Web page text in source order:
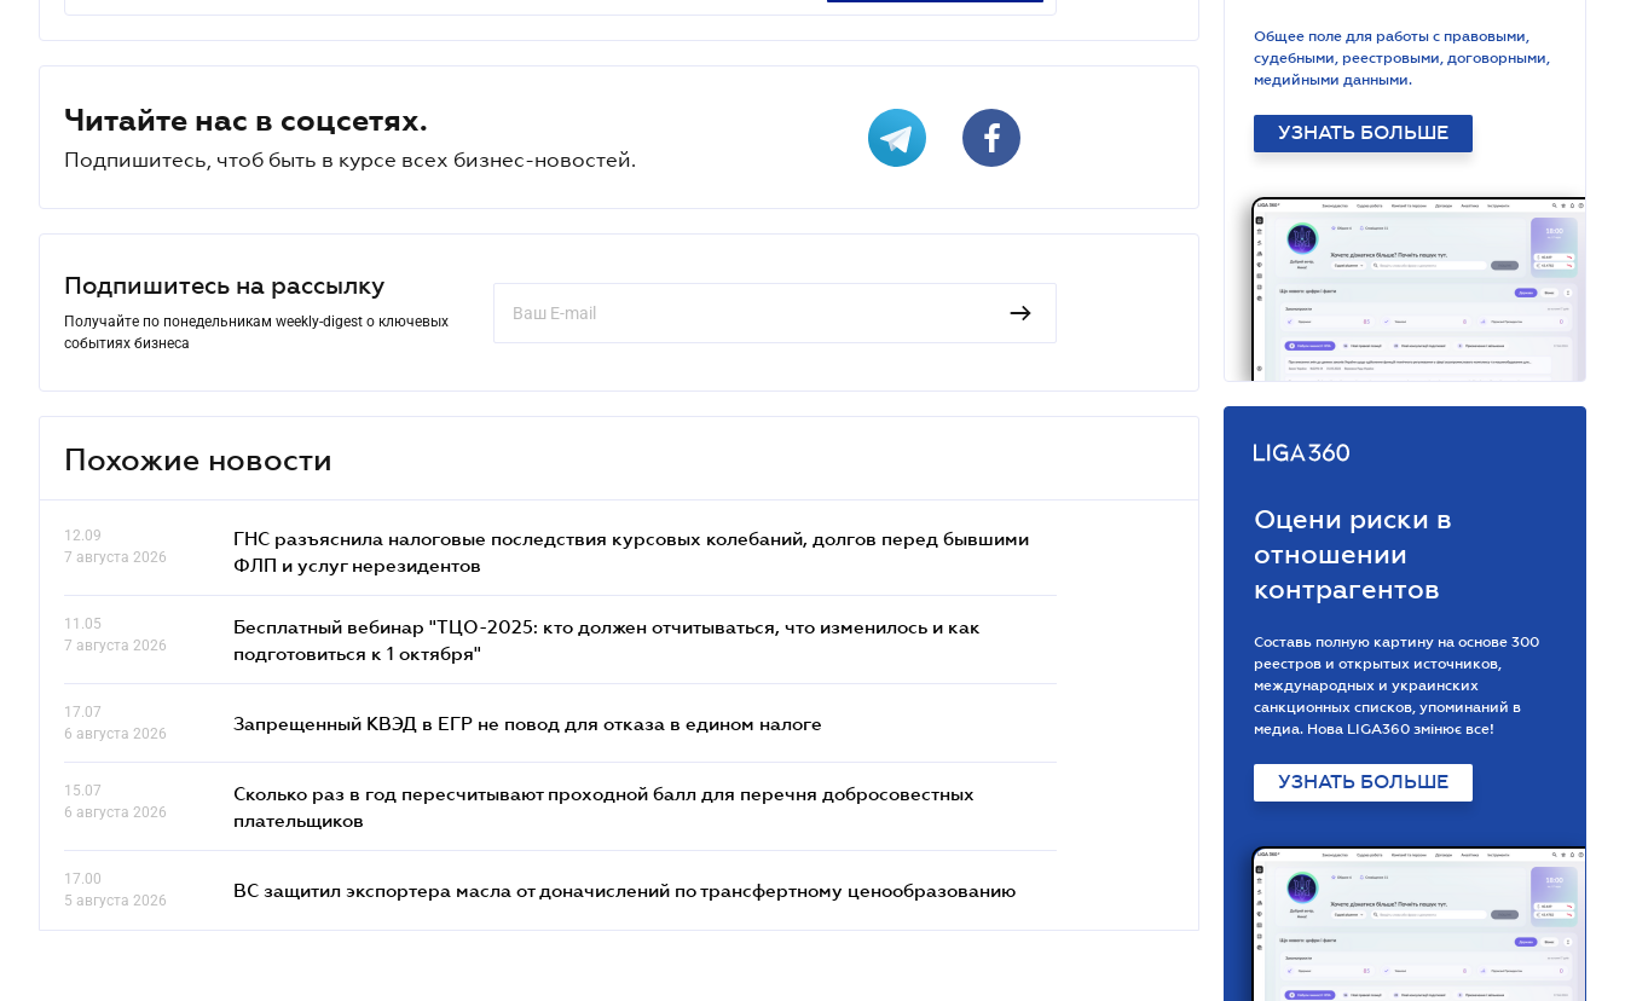
Читайте нас в соцсетях.
Подпишитесь, чтоб быть в курсе всех бизнес-новостей.
Подпишитесь на рассылку
Получайте по понедельникам weekly-digest о ключевых
событиях бизнеса
Похожие новости
12.09
7 августа 2026
ГНС разъяснила налоговые последствия курсовых колебаний, долгов перед бывшими
ФЛП и услуг нерезидентов
11.05
7 августа 2026
Бесплатный вебинар "ТЦО-2025: кто должен отчитываться, что изменилось и как
подготовиться к 1 октября"
17.07
6 августа 2026
Запрещенный КВЭД в ЕГР не повод для отказа в едином налоге
15.07
6 августа 2026
Сколько раз в год пересчитывают проходной балл для перечня добросовестных
плательщиков
17.00
5 августа 2026
ВС защитил экспортера масла от доначислений по трансфертному ценообразованию
Общее поле для работы с правовыми,
судебными, реестровыми, договорными,
медийными данными.
УЗНАТЬ БОЛЬШЕ
Оцени риски в
отношении
контрагентов
Составь полную картину на основе 300
реестров и открытых источников,
международных и украинских
санкционных списков, упоминаний в
медиа. Нова LIGA360 змінює все!
УЗНАТЬ БОЛЬШЕ